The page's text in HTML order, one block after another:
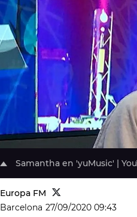
Samantha en 'yuMusic' |
Europa FM
Barcelona 27/09/2020 09:43